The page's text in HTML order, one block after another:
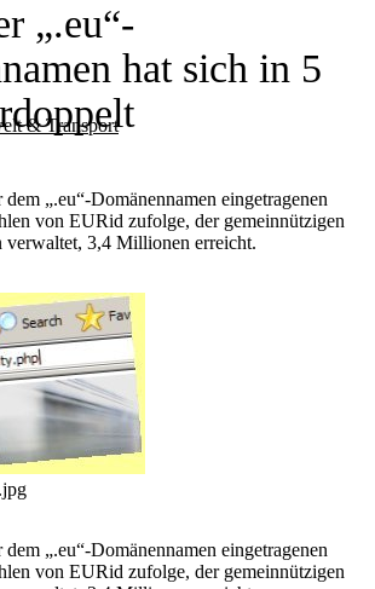
& Transport
„.eu“-
hat sich in 5
„.eu“-Domänennamen eingetragenen
von EURid zufolge, der gemeinnützigen
verwaltet, 3,4 Millionen erreicht.
„.eu“-Domänennamen eingetragenen
von EURid zufolge, der gemeinnützigen